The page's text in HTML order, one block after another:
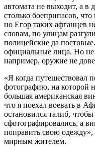
автомата не выходит, а в
столько боеприпасов,
но Егор таких афганцев
словам, по улицам
полицейские да
официальные лица. Но
например, оружие не
«Я когда путешествовал
фотографию, на которой
большая американская
что я поехал воевать в
остановился талиб,
сфотографировались, а
поправить свою
мирным жителем.